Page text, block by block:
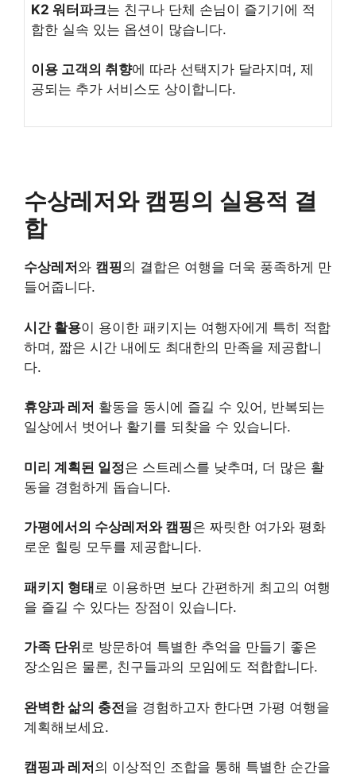
K2 워터파크는 친구나 단체 손님이 즐기기에 적
합한 실속 있는 옵션이 많습니다.
이용 고객의 취향에 따라 선택지가 달라지며, 제
공되는 추가 서비스도 상이합니다.
수상레저와 캠핑의 실용적 결
합
수상레저 와 캠핑의 결합은 여행을 더욱 풍족하게 만
들어줍니다.
시간 활용이 용이한 패키지는 여행자에게 특히 적합
하며, 짧은 시간 내에도 최대한의 만족을 제공합니
다.
휴양과 레저 활동을 동시에 즐길 수 있어, 반복되는
일상에서 벗어나 활기를 되찾을 수 있습니다.
미리 계획된 일정은 스트레스를 낮추며, 더 많은 활
동을 경험하게 돕습니다.
가평에서의 수상레저와 캠핑은 짜릿한 여가와 평화
로운 힐링 모두를 제공합니다.
패키지 형태 로 이용하면 보다 간편하게 최고의 여행
을 즐길 수 있다는 장점이 있습니다.
가족 단위 로 방문하여 특별한 추억을 만들기 좋은
장소임은 물론, 친구들과의 모임에도 적합합니다.
완벽한 삶의 충전을 경험하고자 한다면 가평 여행을
계획해보세요.
캠핑과 레저 의 이상적인 조합을 통해 특별한 순간을